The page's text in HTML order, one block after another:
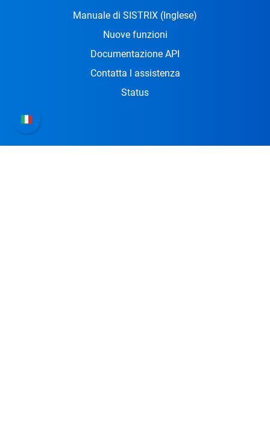
Manuale di SISTRIX (Inglese)
Nuove funzioni
Documentazione API
Contatta l assistenza
Status